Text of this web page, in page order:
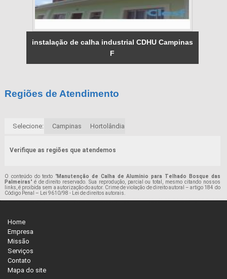
instalação de calha industrial CDHU Campinas
F
Regiões de Atendimento
Selecione: Campinas Hortolândia
Verifique as regiões que atendemos
O conteúdo do texto "Manutenção de Calha de Alumínio para Telhado Bosque das
Palmeiras" é de direito reservado. Sua reprodução, parcial ou total, mesmo citando nossos
links, é proibida sem a autorização do autor. Crime de violação de direito autoral – artigo 184 do
Código Penal – Lei 9610/98 - Lei de direitos autorais.
Home
Empresa
Missão
Serviços
Contato
Mapa do site